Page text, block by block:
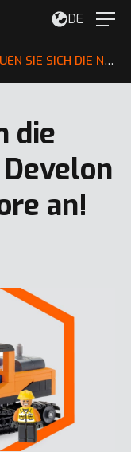
DE
DIE NEUZUGÄNGE IM DEVELON MERCHANDISE STORE AN!
die
an!